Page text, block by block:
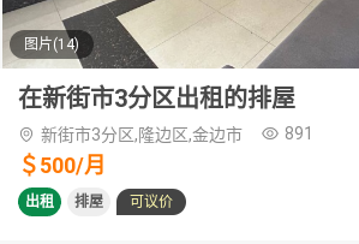
图片(14)
在新街市3分区出租的排屋
新街市3分区,隆边区,金边市 891
＄500/月
出租 排屋 可议价